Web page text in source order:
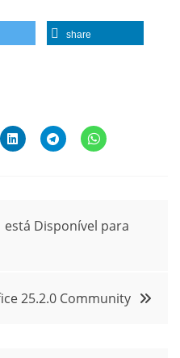
share
está Disponível para
25.2.0 Community